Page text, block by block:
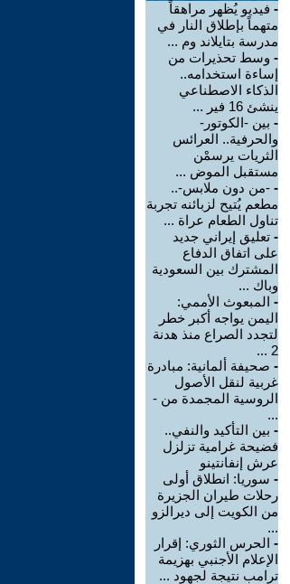
- فيديو يُظهر مراهقاً
متهماً بإطلاق النار في
مدرسة بتايلاند وم ...
- وسط تحذيرات من
إساءة استخدامه..
الذكاء الاصطناعي
ينشئ 16 فير ...
- بين -الكوتور-
والحرفية.. العرائس
الثريات يرسمْن
مستقبل الموض ...
- -من دون ملابس-..
مطعم يُتيح لزبائنه تجربة
تناول الطعام عراة ...
- تعليق إيراني جديد
على اتفاق الدفاع
المشترك بين السعودية
وباك ...
- المبعوث الأممي:
اليمن يواجه أكبر خطر
لتجدد الصراع منذ هدنة
2 ...
- صحيفة ألمانية: مبادرة
غربية لنقل الأصول
الروسية المجمدة من -
...
- بين التأكيد والنفي..
فضيحة غرامية تزلزل
عرش إنفانتينو
- سوريا: انطلاق أولى
رحلات طيران الجزيرة
من الكويت إلى ديرالزو
...
- الحرس الثوري: إقرار
الإعلام الأجنبي بهزيمة
ترامب نتيجة لجهود ...